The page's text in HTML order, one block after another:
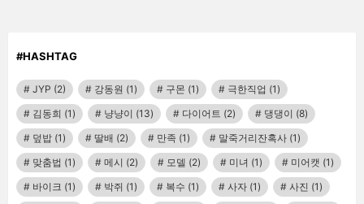
#HASHTAG
JYP (2) 강동원 (1) 구몬 (1) 극한직업 (1)
김동희 (1) 냥냥이 (13) 다이어트 (2) 댕댕이 (8)
덮밥 (1) 딸배 (2) 만족 (1) 말죽거리잔혹사 (1)
맞춤법 (1) 메시 (2) 모델 (2) 미녀 (1) 미어캣 (1)
바이크 (1) 박쥐 (1) 복수 (1) 사자 (1) 사진 (1)